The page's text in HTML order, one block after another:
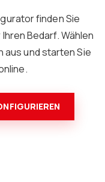
finden Sie
Bedarf. Wählen
aus und starten Sie